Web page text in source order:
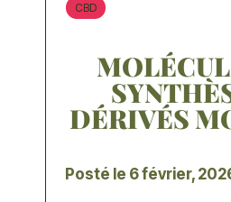
CBD
DÉRIVÉS
Posté le 6 février,